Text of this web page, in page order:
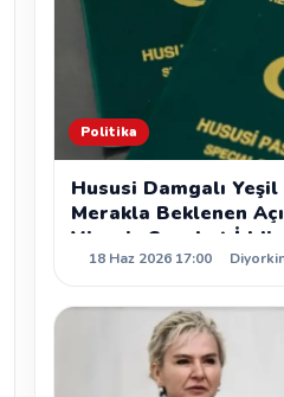
Politika
Hususi Damgalı
Merakla Beklenen
Vizesiz Seyahat
Kanun Teklifleri
18 Haz 2026 17:00